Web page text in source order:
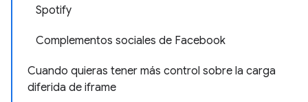
Spotify
Complementos sociales de Facebook
Cuando quieras tener más control sobre la carga
diferida de iframe